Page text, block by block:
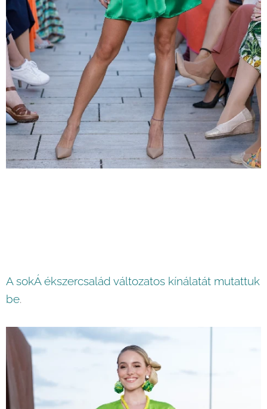
A sokÁ ékszercsalád változatos kínálatát mutattuk
be.